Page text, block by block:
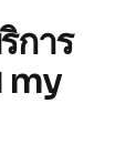
การ
my